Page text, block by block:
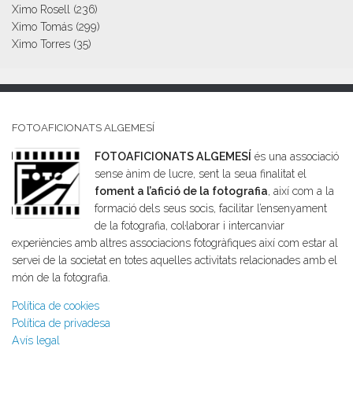
Ximo Rosell
(236)
Ximo Tomás (299)
Ximo Torres (35)
FOTOAFICIONATS ALGEMESÍ
FOTOAFICIONATS ALGEMESÍ és una associació
sense ànim de lucre, sent la seua finalitat el
foment a l’afició de la fotografia, així com a la
formació dels seus socis, facilitar l’ensenyament
de la fotografia, col·laborar i intercanviar
experiències amb altres associacions fotogràfiques així com estar al
servei de la societat en totes aquelles activitats relacionades amb el
món de la fotografia.
Política de cookies
Política de privadesa
Avís legal